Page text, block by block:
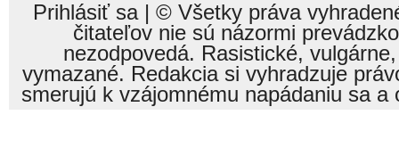
Prihlásiť sa| © Všetky práva
čitateľov nie sú názormi
nezodpovedá. Rasistické,
vymazané. Redakcia si vyhradzuje
smerujú k vzájomnému napádaniu sa